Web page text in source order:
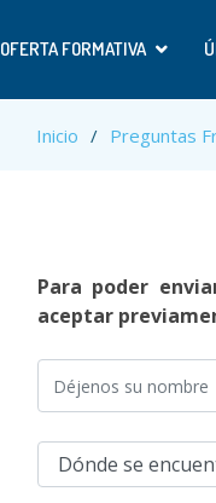
OFERTA FORMATIVA
Inicio Preguntas
Para poder
aceptar